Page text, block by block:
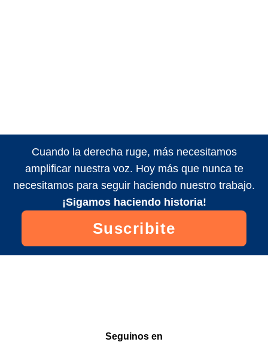
Cuando la derecha ruge, más necesitamos
amplificar nuestra voz. Hoy más que nunca te
necesitamos para seguir haciendo nuestro trabajo.
¡Sigamos haciendo historia!
Suscribite
Seguinos en